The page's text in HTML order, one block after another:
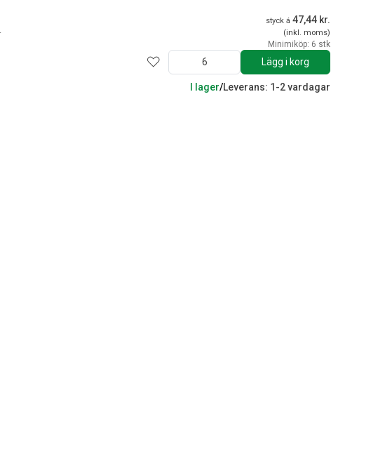
styck á 47,44 kr.
(inkl. moms)
Minimiköp: 6 stk
Lägg i korg
I lager/Leverans: 1-2 vardagar